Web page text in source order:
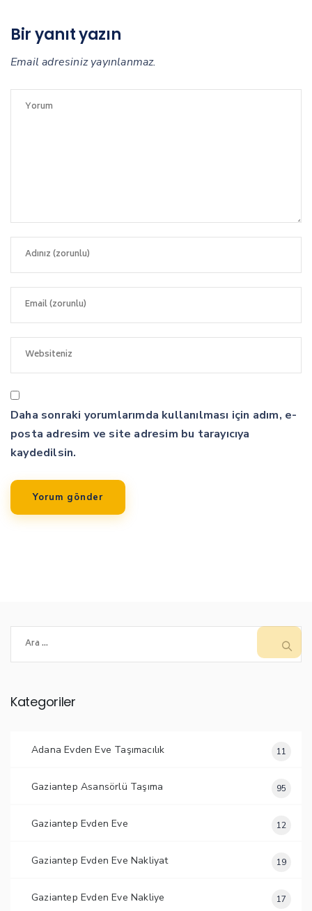
Bir yanıt yazın
Email adresiniz yayınlanmaz.
Daha sonraki yorumlarımda kullanılması için adım, e-
posta adresim ve site adresim bu tarayıcıya
kaydedilsin.
Kategoriler
Adana Evden Eve Taşımacılık 11
Gaziantep Asansörlü Taşıma 95
Gaziantep Evden Eve 12
Gaziantep Evden Eve Nakliyat 19
Gaziantep Evden Eve Nakliye 17